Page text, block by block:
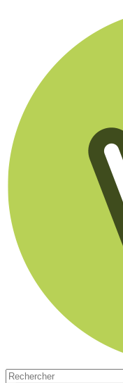
Rechercher